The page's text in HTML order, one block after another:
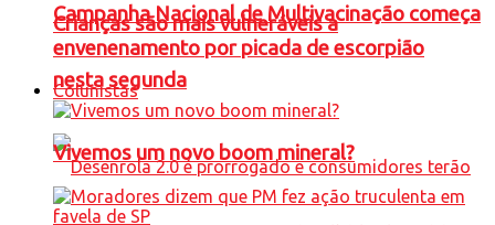
Campanha Nacional de Multivacinação começa
nesta segunda
Crianças são mais vulneráveis a
envenenamento por picada de escorpião
Colunistas
Vivemos um novo boom mineral?